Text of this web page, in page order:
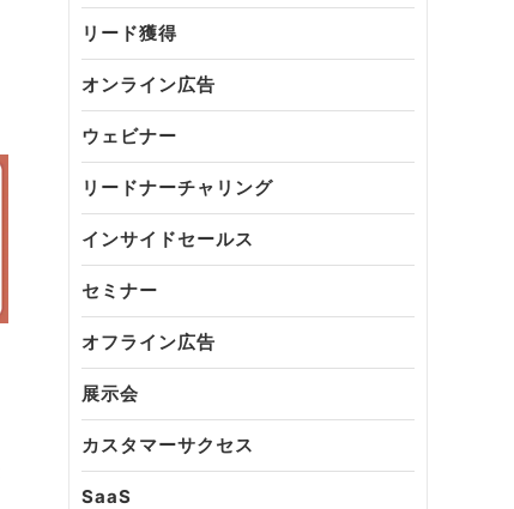
リード獲得
オンライン広告
ウェビナー
リードナーチャリング
インサイドセールス
セミナー
オフライン広告
展示会
カスタマーサクセス
SaaS